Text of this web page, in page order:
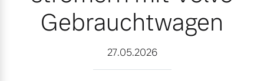
Aktuelle Zubehörangebote
Volvo Gebrauchtwagenbörse
Über uns
Gebrauchtwagen
27.05.2026